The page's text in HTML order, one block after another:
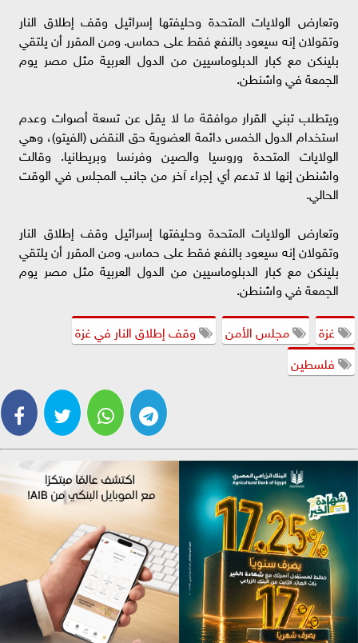
وتعارض الولايات المتحدة وحليفتها إسرائيل وقف إطلاق النار
وتقولان إنه سيعود بالنفع فقط على حماس. ومن المقرر أن يلتقي
بلينكن مع كبار الدبلوماسيين من الدول العربية مثل مصر يوم
الجمعة في واشنطن.
ويتطلب تبني القرار موافقة ما لا يقل عن تسعة أصوات وعدم
استخدام الدول الخمس دائمة العضوية حق النقض (الفيتو)، وهي
الولايات المتحدة وروسيا والصين وفرنسا وبريطانيا. وقالت
واشنطن إنها لا تدعم أي إجراء آخر من جانب المجلس في الوقت
الحالي.
وتعارض الولايات المتحدة وحليفتها إسرائيل وقف إطلاق النار
وتقولان إنه سيعود بالنفع فقط على حماس. ومن المقرر أن يلتقي
بلينكن مع كبار الدبلوماسيين من الدول العربية مثل مصر يوم
الجمعة في واشنطن.
غزة
مجلس الأمن
وقف إطلاق النار في غزة
فلسطين